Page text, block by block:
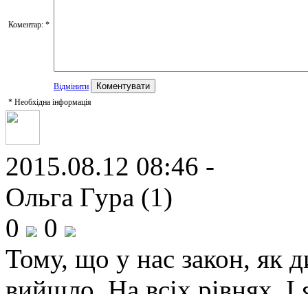
Коментар: *
Відмінити
* Необхідна інформація
2015.08.12 08:46 -
Ольга Гура (1)
0
0
Тому, що у нас закон, як